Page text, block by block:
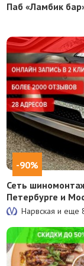
Паб «Ламбик
-90%
Сеть
Петербурге и
Нарвская и еще